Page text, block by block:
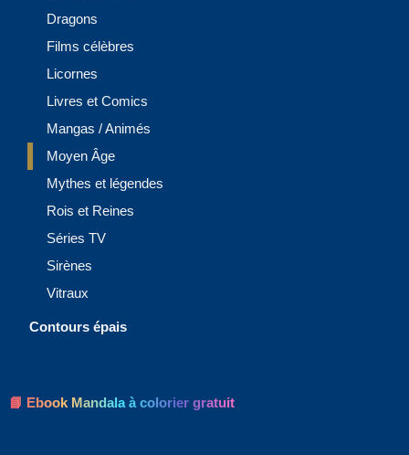
Dragons
Films célèbres
Licornes
Livres et Comics
Mangas / Animés
Moyen Âge
Mythes et légendes
Rois et Reines
Séries TV
Sirènes
Vitraux
Contours épais
📘 Ebook Mandala à colorier gratuit